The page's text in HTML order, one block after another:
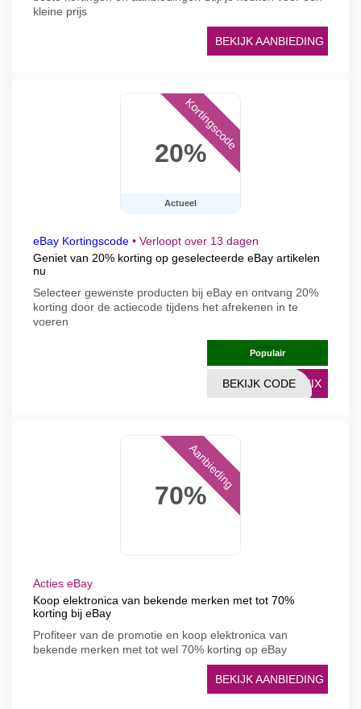
kleine prijs
BEKIJK AANBIEDING
20%
Actueel
Kortingscode
eBay Kortingscode • Verloopt over 13 dagen
Geniet van 20% korting op geselecteerde eBay artikelen
nu
Selecteer gewenste producten bij eBay en ontvang 20%
korting door de actiecode tijdens het afrekenen in te
voeren
Populair
UMIX
BEKIJK CODE
70%
Aanbieding
Acties eBay
Koop elektronica van bekende merken met tot 70%
korting bij eBay
Profiteer van de promotie en koop elektronica van
bekende merken met tot wel 70% korting op eBay
BEKIJK AANBIEDING